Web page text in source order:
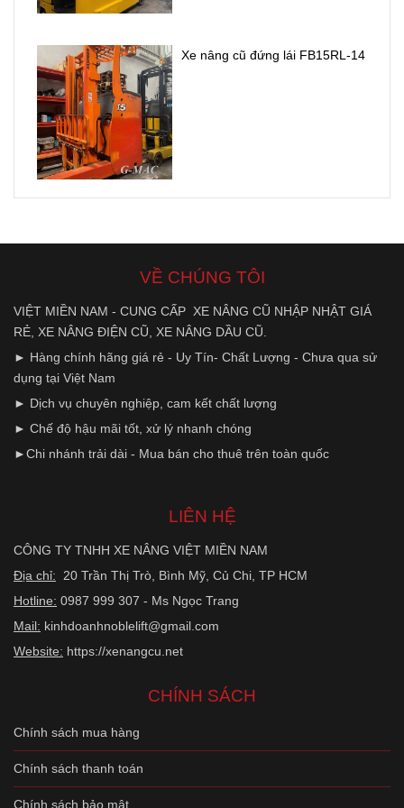
Xe nâng cũ đứng lái FB15RL-14
VỀ CHÚNG TÔI
VIỆT MIỀN NAM - CUNG CẤP XE NÂNG CŨ NHẬP NHẬT GIÁ
RẺ, XE NÂNG ĐIỆN CŨ, XE NÂNG DẦU CŨ.
► Hàng chính hãng giá rẻ - Uy Tín- Chất Lượng - Chưa qua sử
dụng tại Việt Nam
► Dịch vụ chuyên nghiệp, cam kết chất lượng
► Chế độ hậu mãi tốt, xử lý nhanh chóng
►Chi nhánh trải dài - Mua bán cho thuê trên toàn quốc
LIÊN HỆ
CÔNG TY TNHH XE NÂNG VIỆT MIỀN NAM
Địa chỉ: 20 Trần Thị Trò, Bình Mỹ, Củ Chi, TP HCM
Hotline: 0987 999 307 - Ms Ngọc Trang
Mail: kinhdoanhnoblelift@gmail.com
Website: https://xenangcu.net
CHÍNH SÁCH
Chính sách mua hàng
Chính sách thanh toán
Chính sách bảo mật